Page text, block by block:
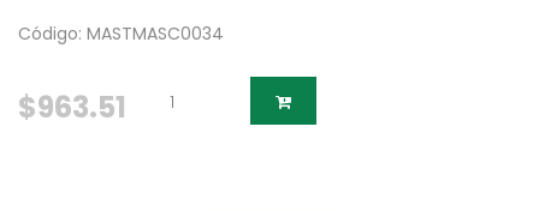
Código: MASTMASC0034
$963.51